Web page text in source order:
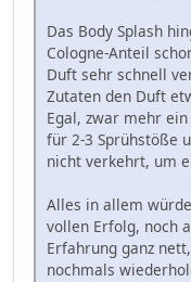
Das Body Splash
Cologne-Anteil
Duft sehr schnell
Zutaten den Duft
Egal, zwar mehr
für 2-3 Sprühstöße
nicht verkehrt, um
Alles in allem
vollen Erfolg, noch
Erfahrung ganz
nochmals